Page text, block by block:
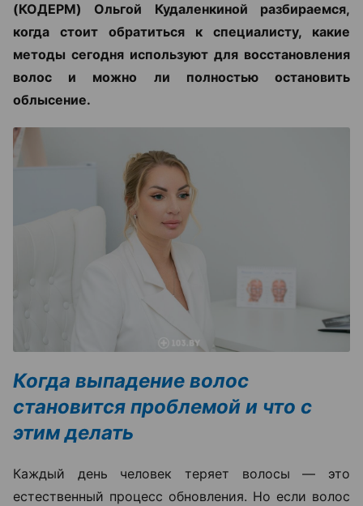
(КОДЕРМ) Ольгой Кудаленкиной разбираемся,
когда стоит обратиться к специалисту, какие
методы сегодня используют для восстановления
волос и можно ли полностью остановить
облысение.
Когда выпадение волос
становится проблемой и что с
этим делать
Каждый день человек теряет волосы — это
естественный процесс обновления. Но если волос